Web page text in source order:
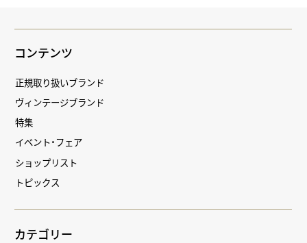
コンテンツ
正規取り扱いブランド
ヴィンテージブランド
特集
イベント・フェア
ショップリスト
トピックス
カテゴリー